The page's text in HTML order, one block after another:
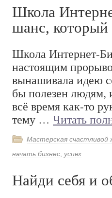
Школа
шанс, который
Школа Интернет-
настоящим
вынашивала идею
бы полезен людям,
всё время как-то
тему … Читать
Мастерская счастливой
начать бизнес успех
Найди себя и